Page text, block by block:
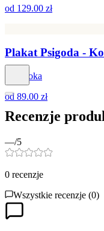
od 129.00 zł
Plakat Psigoda -
Dapidoka
od 89.00 zł
Recenzje
—/5
0 recenzje
Wszystkie recenzje (0)